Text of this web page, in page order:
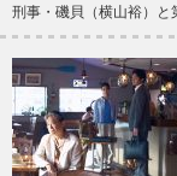
刑事・磯貝（横山裕）